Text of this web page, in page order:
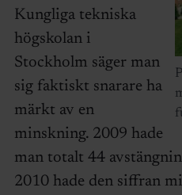
Kungliga tekniska
högskolan i
Stockholm säger man
sig faktiskt snarare ha
märkt av en
minskning. 2009 hade
man totalt 44
2010 hade den siffran